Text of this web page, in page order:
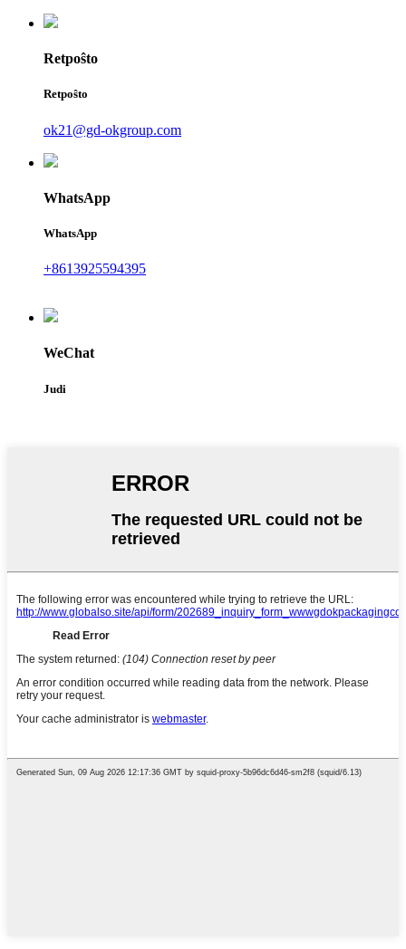
Retpoŝto
Retpoŝto
ok21@gd-okgroup.com
WhatsApp
WhatsApp
+8613925594395
WeChat
Judi